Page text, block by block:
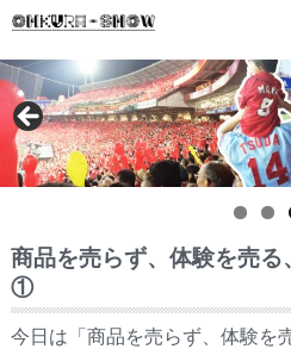
商品を売らず、体験を売る
①
今日は「商品を売らず、体験を